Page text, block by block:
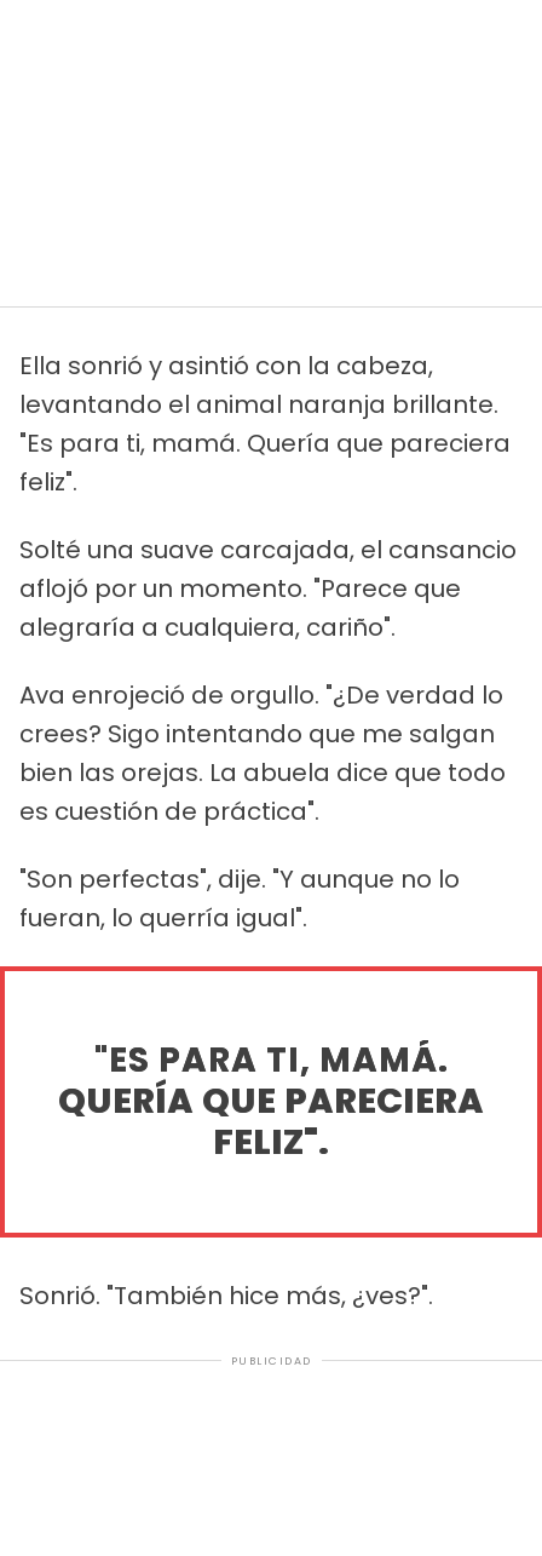
Ella sonrió y asintió con la cabeza,
levantando el animal naranja brillante.
"Es para ti, mamá. Quería que pareciera
feliz".
Solté una suave carcajada, el cansancio
aflojó por un momento. "Parece que
alegraría a cualquiera, cariño".
Ava enrojeció de orgullo. "¿De verdad lo
crees? Sigo intentando que me salgan
bien las orejas. La abuela dice que todo
es cuestión de práctica".
"Son perfectas", dije. "Y aunque no lo
fueran, lo querría igual".
"ES PARA TI, MAMÁ.
QUERÍA QUE PARECIERA
FELIZ".
Sonrió. "También hice más, ¿ves?".
PUBLICIDAD